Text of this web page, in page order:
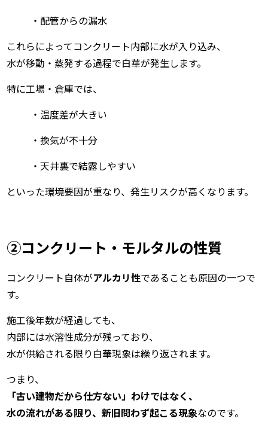
・配管からの漏水
これらによってコンクリート内部に水が入り込み、
水が移動・蒸発する過程で白華が発生します。
特に工場・倉庫では、
・温度差が大きい
・換気が不十分
・天井裏で結露しやすい
といった環境要因が重なり、発生リスクが高くなります。
②コンクリート・モルタルの性質
コンクリート自体がアルカリ性であることも原因の一つで
す。
施工後年数が経過しても、
内部には水溶性成分が残っており、
水が供給される限り白華現象は繰り返されます。
つまり、
「古い建物だから仕方ない」わけではなく、
水の流れがある限り、新旧問わず起こる現象なのです。